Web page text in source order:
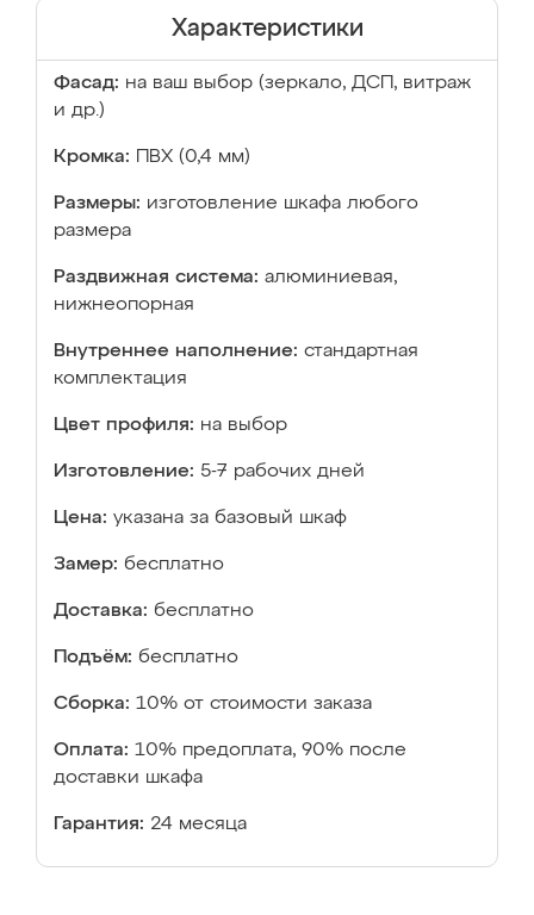
Характеристики
Фасад: на ваш выбор (зеркало, ДСП, витраж
и др.)
Кромка: ПВХ (0,4 мм)
Размеры: изготовление шкафа любого
размера
Раздвижная система: алюминиевая,
нижнеопорная
Внутреннее наполнение: стандартная
комплектация
Цвет профиля: на выбор
Изготовление: 5-7 рабочих дней
Цена: указана за базовый шкаф
Замер: бесплатно
Доставка: бесплатно
Подъём: бесплатно
Сборка: 10% от стоимости заказа
Оплата: 10% предоплата, 90% после
доставки шкафа
Гарантия: 24 месяца